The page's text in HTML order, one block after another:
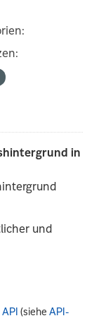
in
und
API (sieheAPI-